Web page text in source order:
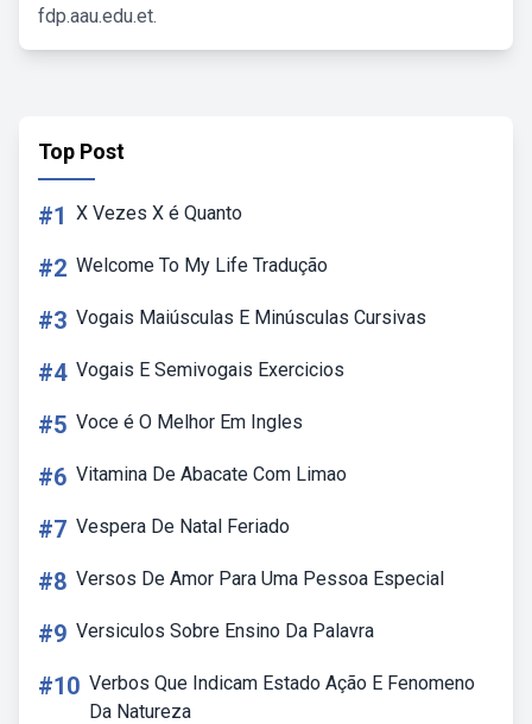
fdp.aau.edu.et.
Top Post
#1 X Vezes X é Quanto
#2 Welcome To My Life Tradução
#3 Vogais Maiúsculas E Minúsculas Cursivas
#4 Vogais E Semivogais Exercicios
#5 Voce é O Melhor Em Ingles
#6 Vitamina De Abacate Com Limao
#7 Vespera De Natal Feriado
#8 Versos De Amor Para Uma Pessoa Especial
#9 Versiculos Sobre Ensino Da Palavra
#10 Verbos Que Indicam Estado Ação E Fenomeno
Da Natureza